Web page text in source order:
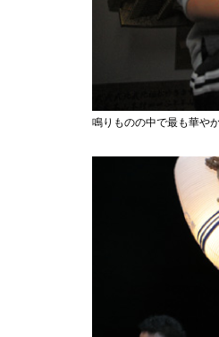
鳴りものの中で最も華やか